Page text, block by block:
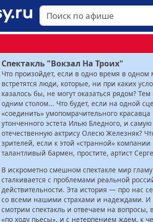
Спектакль "Вокзал На Троих"
Что произойдет, если в одно время в одном
встретятся люди, которые, ни при каких
казалось бы, не могут оказаться рядом? Тем
одним столом... Что будет, если на одной
«соединить» умопомрачительного красавца
утонченного эстета Илью Бледного, и
отечественную актрису Олесю Железняк?
зрителей, если к этой «странной»
талантливый бармен, простите, артист
В искрометно смешном спектакле мир
сталкивается с проблемами реальной
действительности. Эта история — про нас
со всеми нашими страхами и надеждами. И
смотрим спектакль и отвечаем на
«по ходу пьесы», и с нетерпением ждем, к